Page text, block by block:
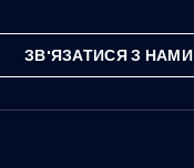
ЗВ'ЯЗАТИСЯ З НАМИ